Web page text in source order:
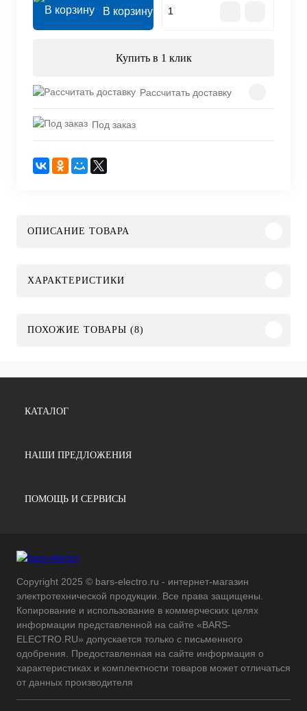
В корзину
Купить в 1 клик
Рассчитать доставку
Под заказ
ОПИСАНИЕ ТОВАРА
ХАРАКТЕРИСТИКИ
ПОХОЖИЕ ТОВАРЫ (8)
КАТАЛОГ
НАШИ ПРЕДЛОЖЕНИЯ
ПОМОЩЬ И СЕРВИСЫ
Copyright 2025 © bars-electro.ru - интернет-магазин
электротехнической продукции. Все права защищены.
Копирование и использование в коммерческих целях
информации представленной на сайте «BARS-
ELECTRO.RU» допускается только с письменного
одобрения. Предоставленная на сайте информация о
характеристиках и комплектности товаров может отличаться
от данных производителя